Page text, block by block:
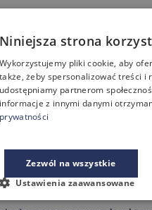
i dynamicznej
pozwalając
Niniejsza strona
Wykorzystujemy pliki cookie, aby
także, żeby spersonalizować treści i
udostępniamy partnerom
informacje z innymi danymi
prywatności
Zezwól na wszystkie
Ustawienia zaawansowane